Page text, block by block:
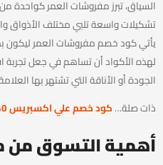
السياق، تبرز مفروشات العمر كواحدة
تشكيلات واسعة تلبي مختلف
يأتي كود خصم مفروشات العمر ليكون
لهذه الأكواد أن تساهم في جعل تجربة
الجودة أو الأناقة التي تشتهر بها
ذات صلة…كود خصم علي اكسبريس 40 ريال
أهمية التسوق من